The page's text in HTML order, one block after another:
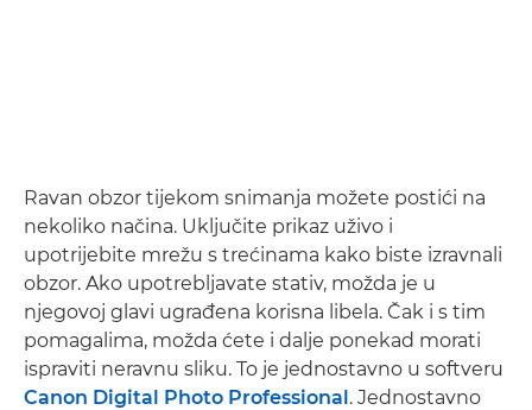
Ravan obzor tijekom snimanja možete postići na
nekoliko načina. Uključite prikaz uživo i
upotrijebite mrežu s trećinama kako biste izravnali
obzor. Ako upotrebljavate stativ, možda je u
njegovoj glavi ugrađena korisna libela. Čak i s tim
pomagalima, možda ćete i dalje ponekad morati
ispraviti neravnu sliku. To je jednostavno u softveru
Canon Digital Photo Professional. Jednostavno